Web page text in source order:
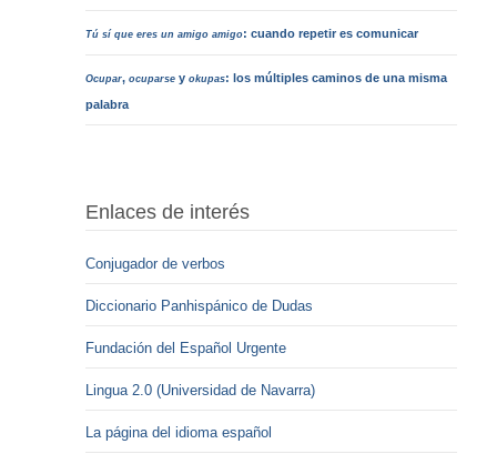
Tú sí que eres un amigo amigo: cuando repetir es comunicar
Ocupar,ocuparse yokupas: los múltiples caminos de una misma
palabra
Enlaces de interés
Conjugador de verbos
Diccionario Panhispánico de Dudas
Fundación del Español Urgente
Lingua 2.0 (Universidad de Navarra)
La página del idioma español